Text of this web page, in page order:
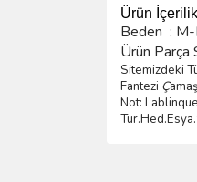
Ürün İçerilik
Beden :
Ürün Parça
Sitemizdeki
Fantezi Çama
Not: